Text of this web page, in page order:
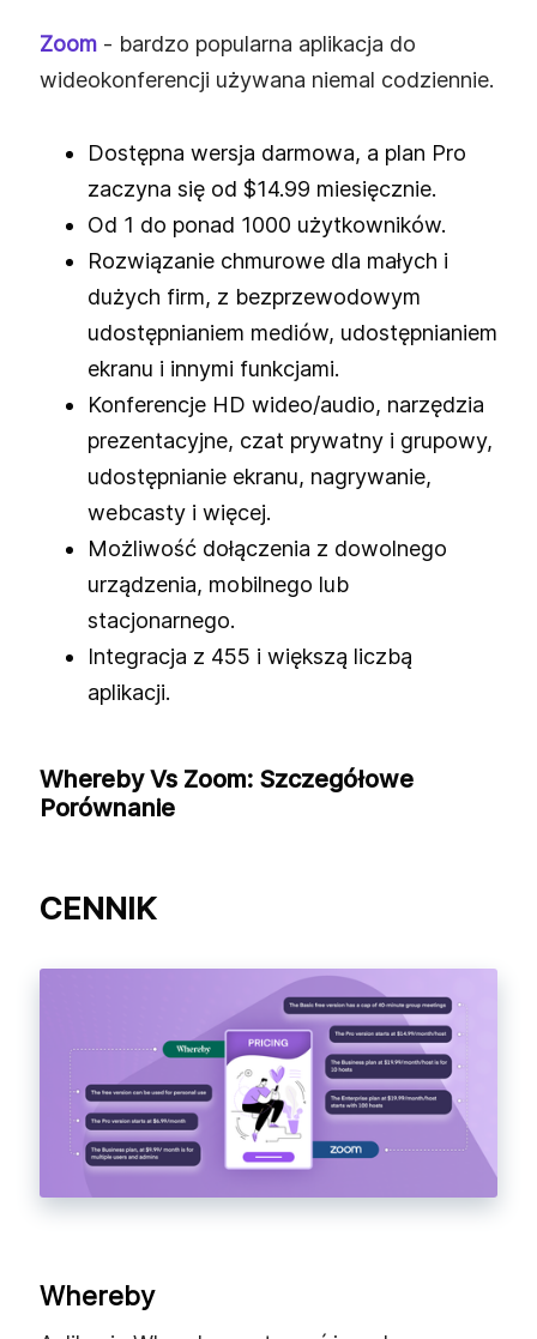
Zoom - bardzo popularna aplikacja do
wideokonferencji używana niemal codziennie.
Dostępna wersja darmowa, a plan Pro
zaczyna się od $14.99 miesięcznie.
Od 1 do ponad 1000 użytkowników.
Rozwiązanie chmurowe dla małych i
dużych firm, z bezprzewodowym
udostępnianiem mediów, udostępnianiem
ekranu i innymi funkcjami.
Konferencje HD wideo/audio, narzędzia
prezentacyjne, czat prywatny i grupowy,
udostępnianie ekranu, nagrywanie,
webcasty i więcej.
Możliwość dołączenia z dowolnego
urządzenia, mobilnego lub
stacjonarnego.
Integracja z 455 i większą liczbą
aplikacji.
Whereby Vs Zoom: Szczegółowe
Porównanie
CENNIK
Whereby